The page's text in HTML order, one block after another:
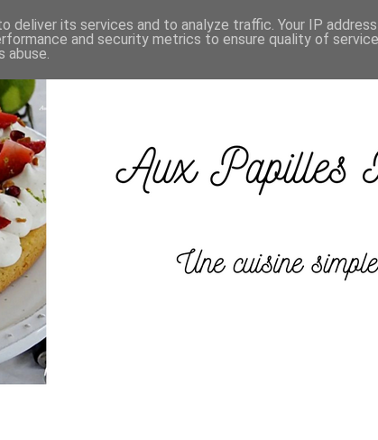
deliver its services and to analyze traffic. Your IP
and security metrics to ensure quality of
abuse.